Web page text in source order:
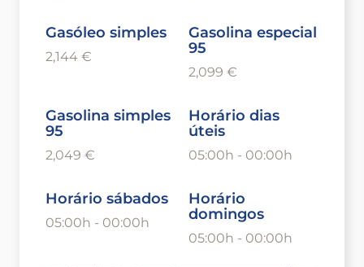
Gasóleo simples
2,144 €
Gasolina especial
95
2,099 €
Gasolina simples
95
2,049 €
Horário dias
úteis
05:00h - 00:00h
Horário sábados
05:00h - 00:00h
Horário
domingos
05:00h - 00:00h